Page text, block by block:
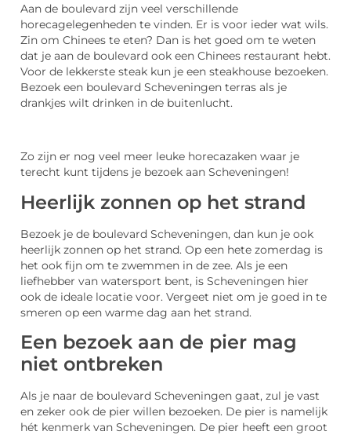
Aan de boulevard zijn veel verschillende
horecagelegenheden te vinden. Er is voor ieder wat wils.
Zin om Chinees te eten? Dan is het goed om te weten
dat je aan de boulevard ook een Chinees restaurant hebt.
Voor de lekkerste steak kun je een steakhouse bezoeken.
Bezoek een boulevard Scheveningen terras als je
drankjes wilt drinken in de buitenlucht.
Zo zijn er nog veel meer leuke horecazaken waar je
terecht kunt tijdens je bezoek aan Scheveningen!
Heerlijk zonnen op het strand
Bezoek je de boulevard Scheveningen, dan kun je ook
heerlijk zonnen op het strand. Op een hete zomerdag is
het ook fijn om te zwemmen in de zee. Als je een
liefhebber van watersport bent, is Scheveningen hier
ook de ideale locatie voor. Vergeet niet om je goed in te
smeren op een warme dag aan het strand.
Een bezoek aan de pier mag
niet ontbreken
Als je naar de boulevard Scheveningen gaat, zul je vast
en zeker ook de pier willen bezoeken. De pier is namelijk
hét kenmerk van Scheveningen. De pier heeft een groot